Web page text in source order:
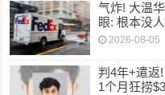
气炸! 大温
眼: 根本没
2026-08-05
判4年+遣返
1个月狂捞